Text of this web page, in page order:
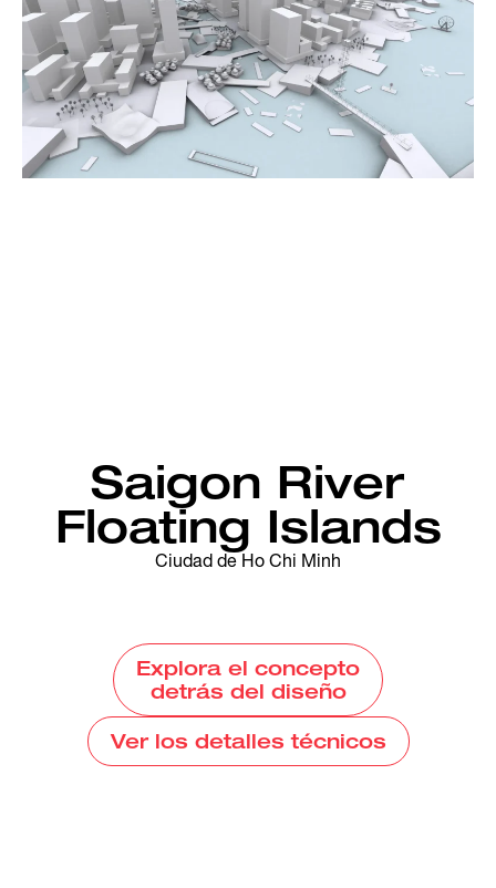
Saigon River
Floating Islands
Ciudad de Ho Chi Minh
Explora el concepto
detrás del diseño
Ver los detalles técnicos